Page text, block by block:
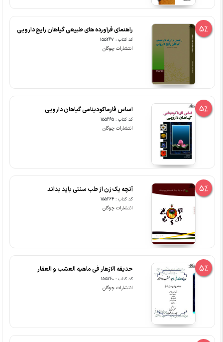
5% راهنمای فرآورده های طبیعی گیاهان رایج دارویی
کد کتاب : 155267
انتشارات چوگان
5% اساس فارماکودینامی گیاهان دارویی
کد کتاب : 155265
انتشارات چوگان
5% آنچه یک زن از طب سنتی باید بداند
کد کتاب : 155264
انتشارات چوگان
5% حدیقه الازهار فی ماهیه العشب و العقار
کد کتاب : 155260
انتشارات چوگان